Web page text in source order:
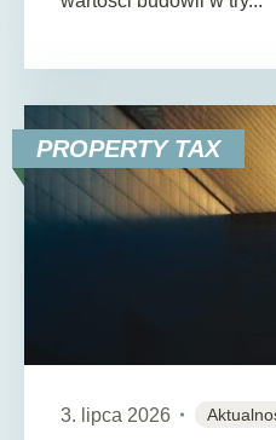
PROPERTY TAX
3. lipca 2026